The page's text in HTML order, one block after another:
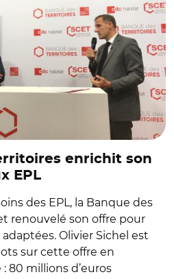
enrichit son
EPL
des EPL, la Banque des
renouvelé son offre pour
Olivier Sichel est
sur cette offre en
80 millions d’euros